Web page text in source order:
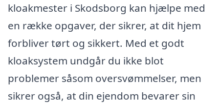
kloakmester i Skodsborg kan hjælpe med
en række opgaver, der sikrer, at dit hjem
forbliver tørt og sikkert. Med et godt
kloaksystem undgår du ikke blot
problemer såsom oversvømmelser, men
sikrer også, at din ejendom bevarer sin